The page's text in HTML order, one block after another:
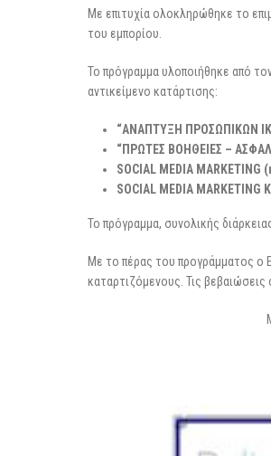
Με επιτυχία ολοκληρώθηκε το
του εμπορίου.
Το πρόγραμμα υλοποιήθηκε από
αντικείμενο κατάρτισης:
“ΑΝΑΠΤΥΞΗ ΠΡΟΣΩΠΙΚΩΝ
“ΠΡΩΤΕΣ ΒΟΗΘΕΙΕΣ –
SOCIAL MEDIA MARKETING (
SOCIAL MEDIA MARKETING
Το πρόγραμμα, συνολικής
Με το πέρας του προγράμματος ο
καταρτιζόμενους. Τις